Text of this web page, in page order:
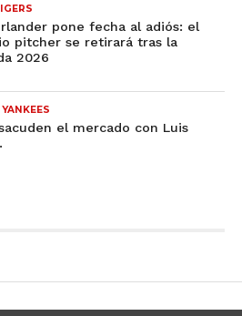
pone fecha al adiós: el
pitcher se retirará tras la
2026
el mercado con Luis